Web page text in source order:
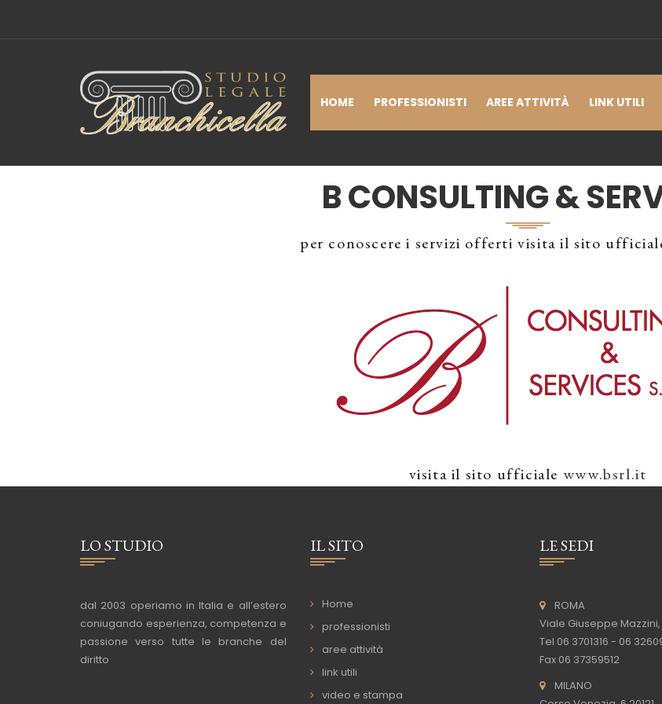
HOME PROFESSIONISTI AREE ATTIVITÀ LINK UTILI
B CONSULTING &
per conoscere i servizi offerti visita il sito
visita il sito ufficiale www.bsrl.it
LO STUDIO
dal 2003 operiamo in Italia e all’estero
coniugando esperienza, competenza e
passione verso tutte le branche del
diritto
IL SITO
Home
professionisti
aree attività
link utili
video e stampa
LE SEDI
ROMA
Viale Giuseppe Mazzini,
Tel 06 3701316 - 06
Fax 06 37359512
MILANO